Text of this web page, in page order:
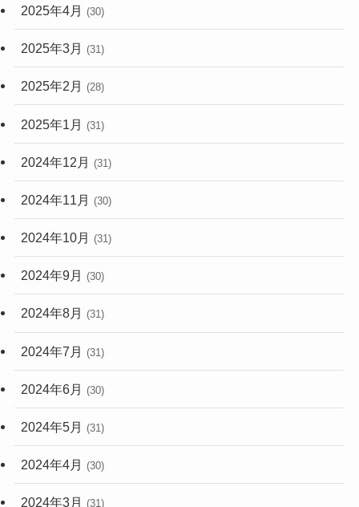
2025年4月 (30)
2025年3月 (31)
2025年2月 (28)
2025年1月 (31)
2024年12月 (31)
2024年11月 (30)
2024年10月 (31)
2024年9月 (30)
2024年8月 (31)
2024年7月 (31)
2024年6月 (30)
2024年5月 (31)
2024年4月 (30)
2024年3月 (31)